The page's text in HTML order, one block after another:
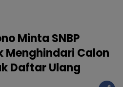
Minta SNBP
Menghindari Calon
Daftar Ulang